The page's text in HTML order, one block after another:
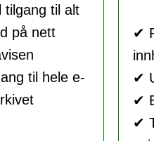
tilgang til alt
på nett
til hele e-
✔
✔
✔
✔